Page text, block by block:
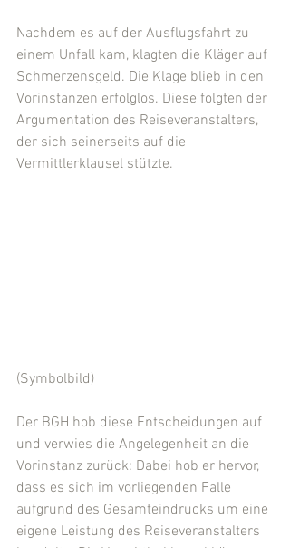
Nachdem es auf der Ausflugsfahrt zu
einem Unfall kam, klagten die Kläger auf
Schmerzensgeld. Die Klage blieb in den
Vorinstanzen erfolglos. Diese folgten der
Argumentation des Reiseveranstalters,
der sich seinerseits auf die
Vermittlerklausel stützte.
(Symbolbild)
Der BGH hob diese Entscheidungen auf
und verwies die Angelegenheit an die
Vorinstanz zurück: Dabei hob er hervor,
dass es sich im vorliegenden Falle
aufgrund des Gesamteindrucks um eine
eigene Leistung des Reiseveranstalters